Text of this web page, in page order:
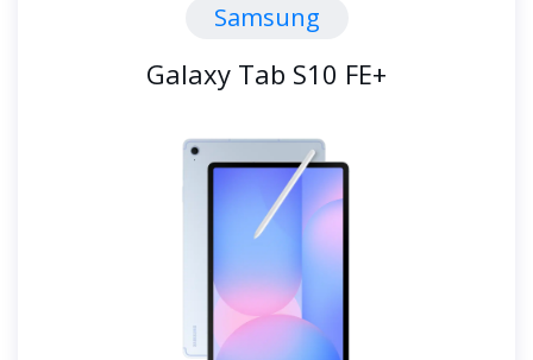
Samsung
Galaxy Tab S10 FE+